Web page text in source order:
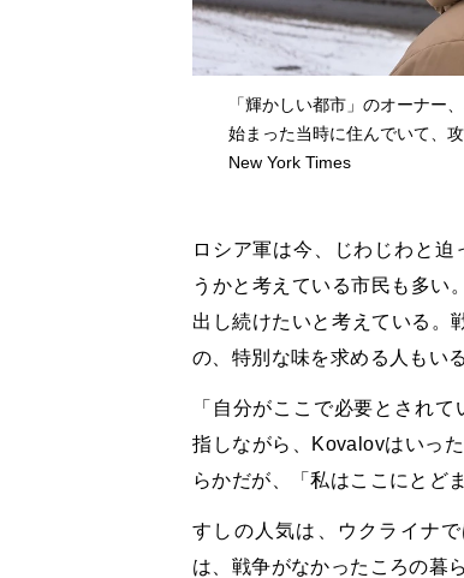
「輝かしい都市」のオーナー
始まった当時に住んでいて、
New York Times
ロシア軍は今、じわじわと
うかと考えている市民も多い
出し続けたいと考えている。
の、特別な味を求める人もい
「自分がここで必要とされ
指しながら、Kovalovはいっ
らかだが、「私はここにとど
すしの人気は、ウクライナ
は、戦争がなかったころの暮